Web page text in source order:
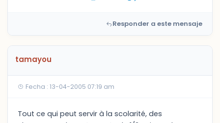
Responder a este mensaje
tamayou
Fecha : 13-04-2005 07:19 am
Tout ce qui peut servir à la scolarité, des